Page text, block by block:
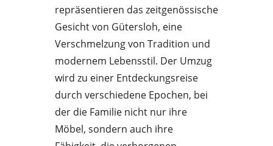
repräsentieren das zeitgenössische
Gesicht von Gütersloh, eine
Verschmelzung von Tradition und
modernem Lebensstil. Der Umzug
wird zu einer Entdeckungsreise
durch verschiedene Epochen, bei
der die Familie nicht nur ihre
Möbel, sondern auch ihre